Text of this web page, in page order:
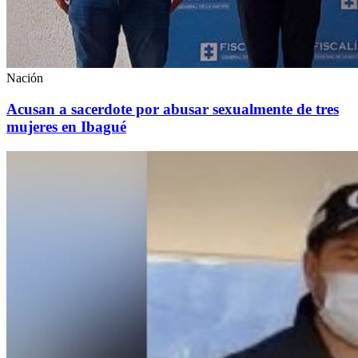
Nación
Acusan a sacerdote por abusar sexualmente de tres
mujeres en Ibagué